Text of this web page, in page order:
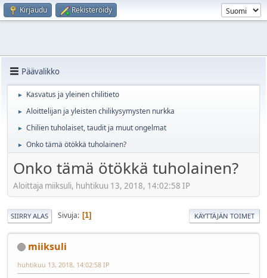
Kirjaudu Rekisteröidy
Päävalikko
► Kasvatus ja yleinen chilitieto
► Aloittelijan ja yleisten chilikysymysten nurkka
► Chilien tuholaiset, taudit ja muut ongelmat
► Onko tämä ötökkä tuholainen?
Onko tämä ötökkä tuholainen?
Aloittaja miiksuli, huhtikuu 13, 2018, 14:02:58 IP
SIIRRY ALAS Sivuja 1 KÄYTTÄJÄN TOIMET
miiksuli
huhtikuu 13, 2018, 14:02:58 IP